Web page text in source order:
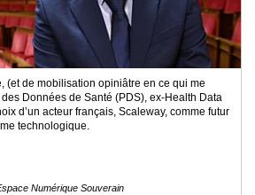
(et de mobilisation opiniâtre en ce qui me
Données de Santé (PDS), ex-Health Data
d’un acteur français, Scaleway, comme futur
technologique.
Numérique Souverain